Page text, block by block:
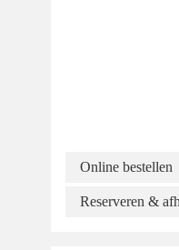
Online bestellen
Reserveren &